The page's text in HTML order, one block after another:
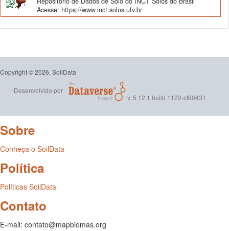
Acesse: https://www.inct.solos.ufv.br
Copyright © 2026, SoilData
Desenvolvido por
v. 5.12.1 build 1122-cf90431
Sobre
Conheça o SoilData
Política
Políticas SoilData
Contato
E-mail: contato@mapbiomas.org